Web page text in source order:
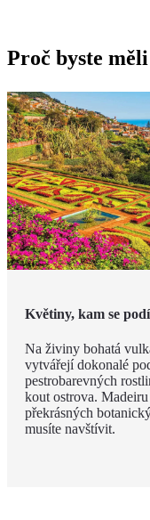
Proč byste
Květiny, kam se
Na živiny bohatá
vytvářejí dokonalé
pestrobarevných
kout ostrova.
překrásných
musíte navštívit.